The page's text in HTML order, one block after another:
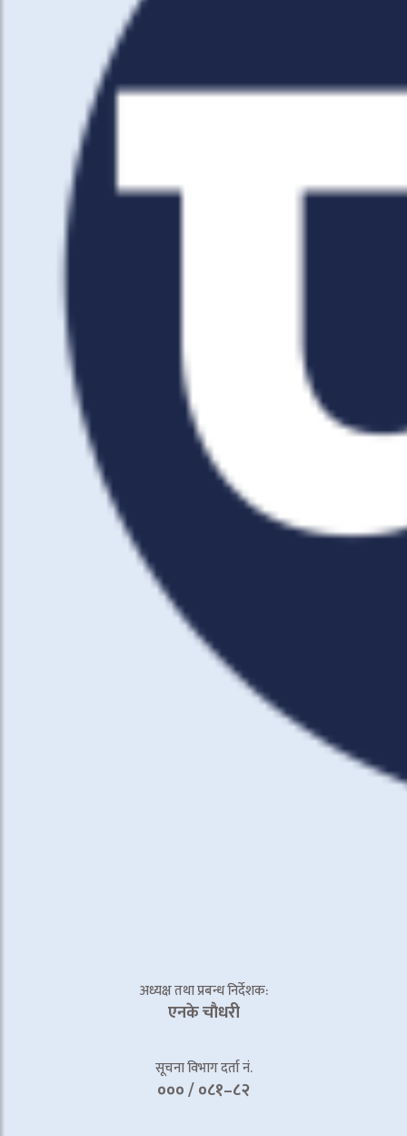
अध्यक्ष तथा प्रबन्ध निर्देशक:
एनके चाैधरी
सूचना विभाग दर्ता नं.
००० / ०८१–८२